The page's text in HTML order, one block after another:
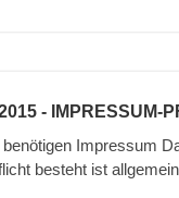
- IMPRESSUM-
benötigen Impressum
besteht ist